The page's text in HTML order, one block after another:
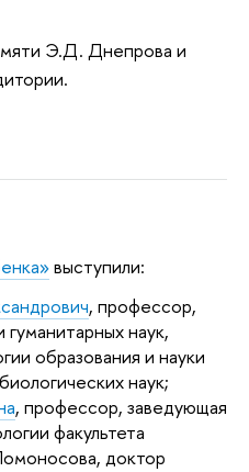
Э.Д. Днепрова и
выступили:
, профессор,
наук,
образования и науки
наук;
, профессор, заведующая
факультета
доктор